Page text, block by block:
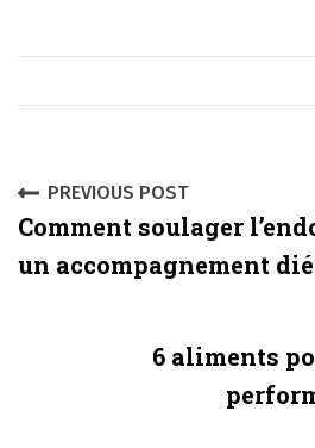
P
o
PREVIOUS POST
Comment soulager
un accompagnement
6 aliments